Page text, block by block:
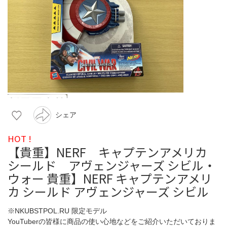
シェア
HOT !
【貴重】NERF キャプテンアメリカ
シールド アヴェンジャーズ シビル・
ウォー 貴重】NERF キャプテンアメリ
カ シールド アヴェンジャーズ シビル
※NKUBSTPOL.RU 限定モデル
YouTuberの皆様に商品の使い心地などをご紹介いただいておりま